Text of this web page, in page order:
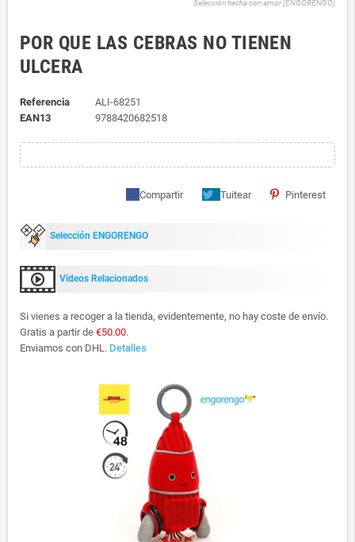
Selección hecha con amor [ENGORENGO]
POR QUE LAS CEBRAS NO TIENEN
ULCERA
Referencia
ALI-68251
EAN13
9788420682518
Compartir Tuitear Pinterest
Selección ENGORENGO
Videos Relacionados
Si vienes a recoger a la tienda, evidentemente, no hay coste de envío.
Gratis a partir de €50.00.
Enviamos con DHL. Detalles